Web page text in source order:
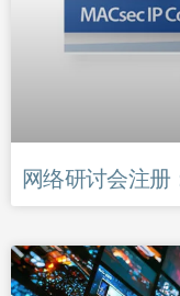
网络研讨会注册